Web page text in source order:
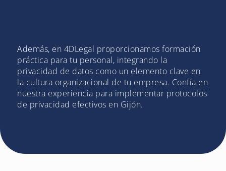
Además, en 4DLegal proporcionamos formación
práctica para tu personal, integrando la
privacidad de datos como un elemento clave en
la cultura organizacional de tu empresa. Confía en
nuestra experiencia para implementar protocolos
de privacidad efectivos en Gijón.